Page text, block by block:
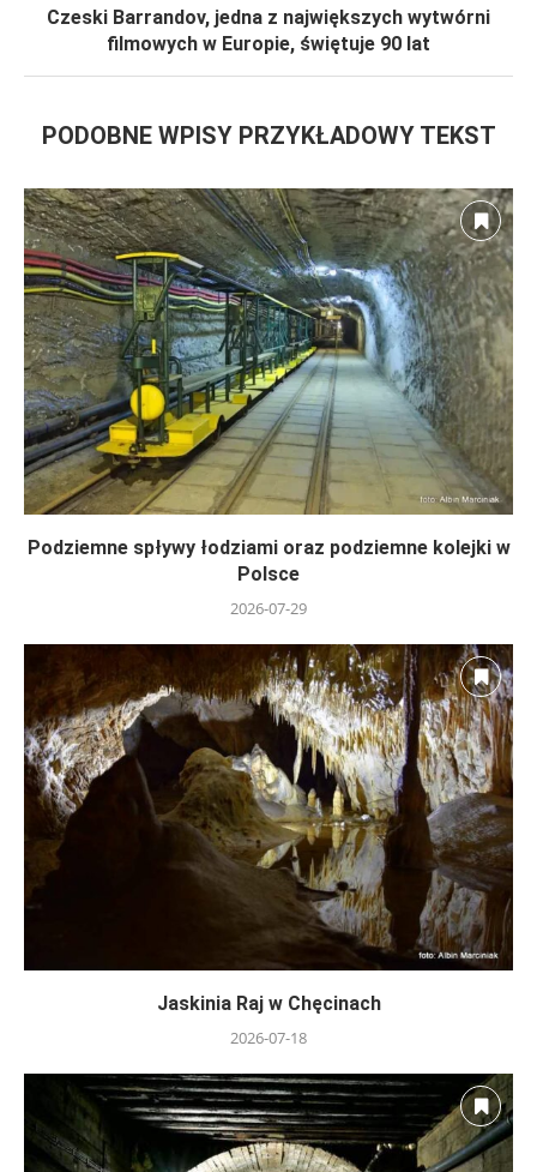
Czeski Barrandov, jedna z największych wytwórni
filmowych w Europie, świętuje 90 lat
PODOBNE WPISY PRZYKŁADOWY TEKST
Podziemne spływy łodziami oraz podziemne kolejki w
Polsce
2026-07-29
Jaskinia Raj w Chęcinach
2026-07-18